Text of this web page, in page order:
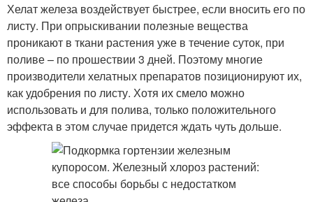
Хелат железа воздействует быстрее, если вносить его по
листу. При опрыскивании полезные вещества
проникают в ткани растения уже в течение суток, при
поливе – по прошествии 3 дней. Поэтому многие
производители хелатных препаратов позиционируют их,
как удобрения по листу. Хотя их смело можно
использовать и для полива, только положительного
эффекта в этом случае придется ждать чуть дольше.